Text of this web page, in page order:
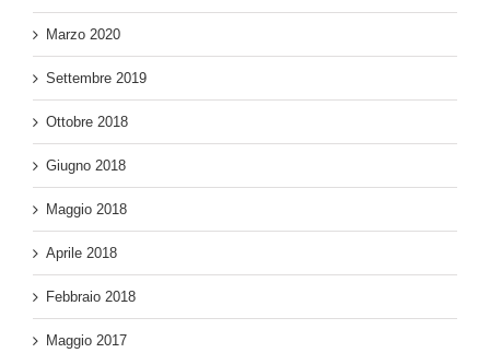
Marzo 2020
Settembre 2019
Ottobre 2018
Giugno 2018
Maggio 2018
Aprile 2018
Febbraio 2018
Maggio 2017